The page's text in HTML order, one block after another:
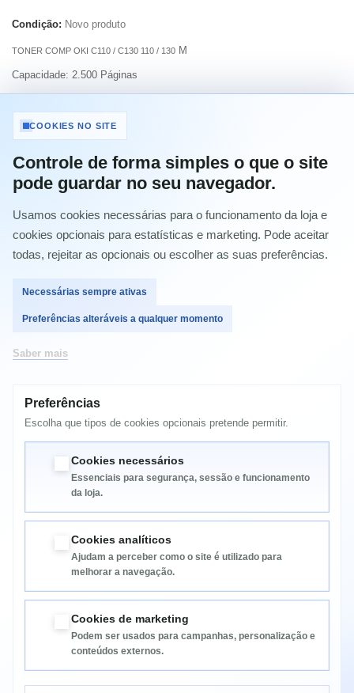
Condição: Novo produto
TONER COMP OKI C110 / C130 110 / 130 M
Capacidade: 2.500 Páginas
Imprimir
18,70 €com IVA
Quantidade
MAIS INFORMAÇÃO
Informação
Categorias
COOKIES NO SITE
Controle de forma simples o que o site
pode guardar no seu navegador.
Usamos cookies necessárias para o funcionamento da loja e
cookies opcionais para estatísticas e marketing. Pode aceitar
todas, rejeitar as opcionais ou escolher as suas preferências.
Necessárias sempre ativas
Preferências alteráveis a qualquer momento
Saber mais
Preferências
Escolha que tipos de cookies opcionais pretende permitir.
Cookies necessários
Essenciais para segurança, sessão e funcionamento
da loja.
Cookies analíticos
Ajudam a perceber como o site é utilizado para
melhorar a navegação.
Cookies de marketing
Podem ser usados para campanhas, personalização e
conteúdos externos.